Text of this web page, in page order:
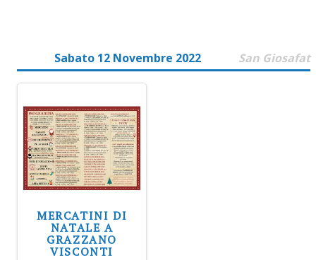
Sabato 12 Novembre 2022 San Giosafat
MERCATINI DI
NATALE A
GRAZZANO
VISCONTI